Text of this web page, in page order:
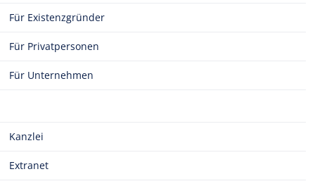
Für Existenzgründer
Für Privatpersonen
Für Unternehmen
Kanzlei
Extranet